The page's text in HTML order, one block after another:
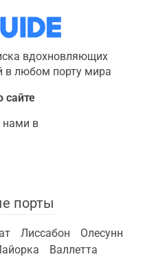
вдохновляющих
в любом порту мира
сайте
нами в
порты
Лиссабон
Олесунн
Валлетта